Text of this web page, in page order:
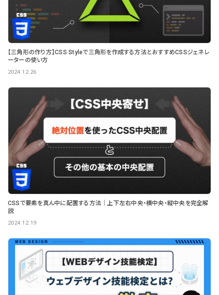
【三角形の作り方】CSS Styleで三角形を作成する方法とおすすめCSSジェネレ
ーターの使い方
2024.12.26
CSSで要素を真ん中に配置する方法｜上下左右中央・横中央・縦中央を完全解
説
2024.12.19